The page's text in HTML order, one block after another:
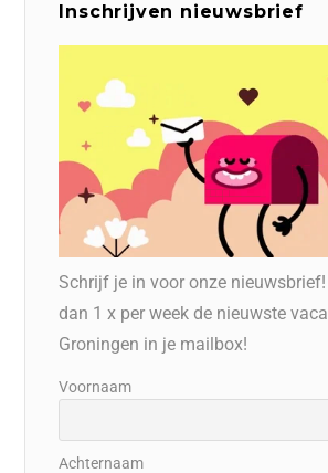
Inschrijven nieuwsbrief
Schrijf je in voor onze
dan 1 x per week de nieuwste
Groningen in je mailbox!
Voornaam
Achternaam